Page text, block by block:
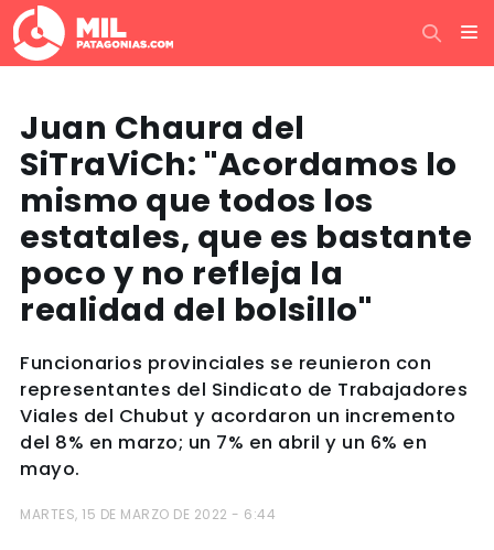
Juan Chaura del
SiTraViCh: ''Acordamos lo
mismo que todos los
estatales, que es bastante
poco y no refleja la
realidad del bolsillo''
Funcionarios provinciales se reunieron con
representantes del Sindicato de Trabajadores
Viales del Chubut y acordaron un incremento
del 8% en marzo; un 7% en abril y un 6% en
mayo.
MARTES, 15 DE MARZO DE 2022 - 6:44